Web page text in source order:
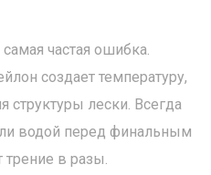
самая частая ошибка.
создает температуру,
структуры лески. Всегда
водой перед финальным
трение в разы.